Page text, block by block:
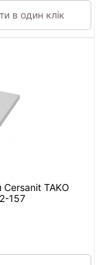
в один клік
TAKO
157